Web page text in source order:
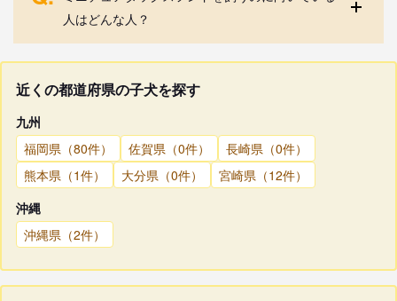
人はどんな人？
近くの都道府県の子犬を探す
九州
福岡県（80件）
佐賀県（0件）
長崎県（0件）
熊本県（1件）
大分県（0件）
宮崎県（12件）
沖縄
沖縄県（2件）